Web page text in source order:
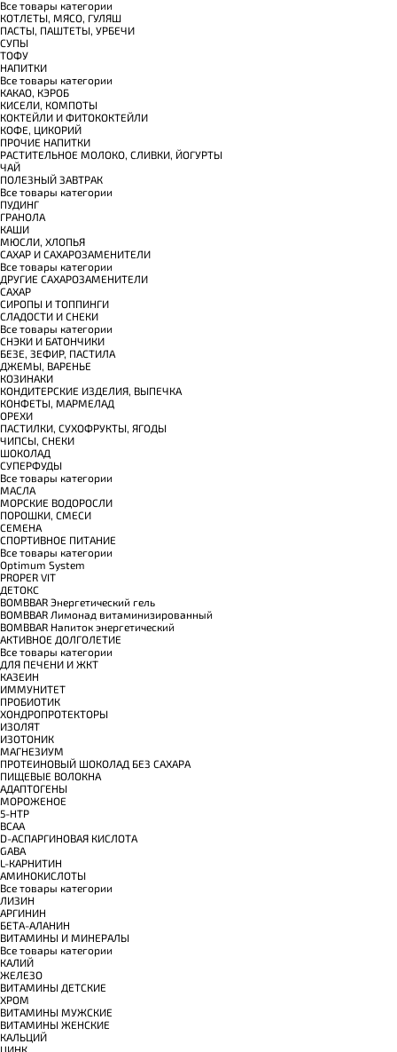
Все товары категории
КОТЛЕТЫ, МЯСО, ГУЛЯШ
ПАСТЫ, ПАШТЕТЫ, УРБЕЧИ
СУПЫ
ТОФУ
НАПИТКИ
Все товары категории
КАКАО, КЭРОБ
КИСЕЛИ, КОМПОТЫ
КОКТЕЙЛИ И ФИТОКОКТЕЙЛИ
КОФЕ, ЦИКОРИЙ
ПРОЧИЕ НАПИТКИ
РАСТИТЕЛЬНОЕ МОЛОКО, СЛИВКИ, ЙОГУРТЫ
ЧАЙ
ПОЛЕЗНЫЙ ЗАВТРАК
Все товары категории
ПУДИНГ
ГРАНОЛА
КАШИ
МЮСЛИ, ХЛОПЬЯ
САХАР И САХАРОЗАМЕНИТЕЛИ
Все товары категории
ДРУГИЕ САХАРОЗАМЕНИТЕЛИ
САХАР
СИРОПЫ И ТОППИНГИ
СЛАДОСТИ И СНЕКИ
Все товары категории
СНЭКИ И БАТОНЧИКИ
БЕЗЕ, ЗЕФИР, ПАСТИЛА
ДЖЕМЫ, ВАРЕНЬЕ
КОЗИНАКИ
КОНДИТЕРСКИЕ ИЗДЕЛИЯ, ВЫПЕЧКА
КОНФЕТЫ, МАРМЕЛАД
ОРЕХИ
ПАСТИЛКИ, СУХОФРУКТЫ, ЯГОДЫ
ЧИПСЫ, СНЕКИ
ШОКОЛАД
СУПЕРФУДЫ
Все товары категории
МАСЛА
МОРСКИЕ ВОДОРОСЛИ
ПОРОШКИ, СМЕСИ
СЕМЕНА
СПОРТИВНОЕ ПИТАНИЕ
Все товары категории
Optimum System
PROPER VIT
ДЕТОКС
BOMBBAR Энергетический гель
BOMBBAR Лимонад витаминизированный
BOMBBAR Напиток энергетический
АКТИВНОЕ ДОЛГОЛЕТИЕ
Все товары категории
ДЛЯ ПЕЧЕНИ И ЖКТ
КАЗЕИН
ИММУНИТЕТ
ПРОБИОТИК
ХОНДРОПРОТЕКТОРЫ
ИЗОЛЯТ
ИЗОТОНИК
МАГНЕЗИУМ
ПРОТЕИНОВЫЙ ШОКОЛАД БЕЗ САХАРА
ПИЩЕВЫЕ ВОЛОКНА
АДАПТОГЕНЫ
МОРОЖЕНОЕ
5-HTP
BCAA
D-АСПАРГИНОВАЯ КИСЛОТА
GABA
L-КАРНИТИН
АМИНОКИСЛОТЫ
Все товары категории
ЛИЗИН
АРГИНИН
БЕТА-АЛАНИН
ВИТАМИНЫ И МИНЕРАЛЫ
Все товары категории
КАЛИЙ
ЖЕЛЕЗО
ВИТАМИНЫ ДЕТСКИЕ
ХРОМ
ВИТАМИНЫ МУЖСКИЕ
ВИТАМИНЫ ЖЕНСКИЕ
КАЛЬЦИЙ
ЦИНК